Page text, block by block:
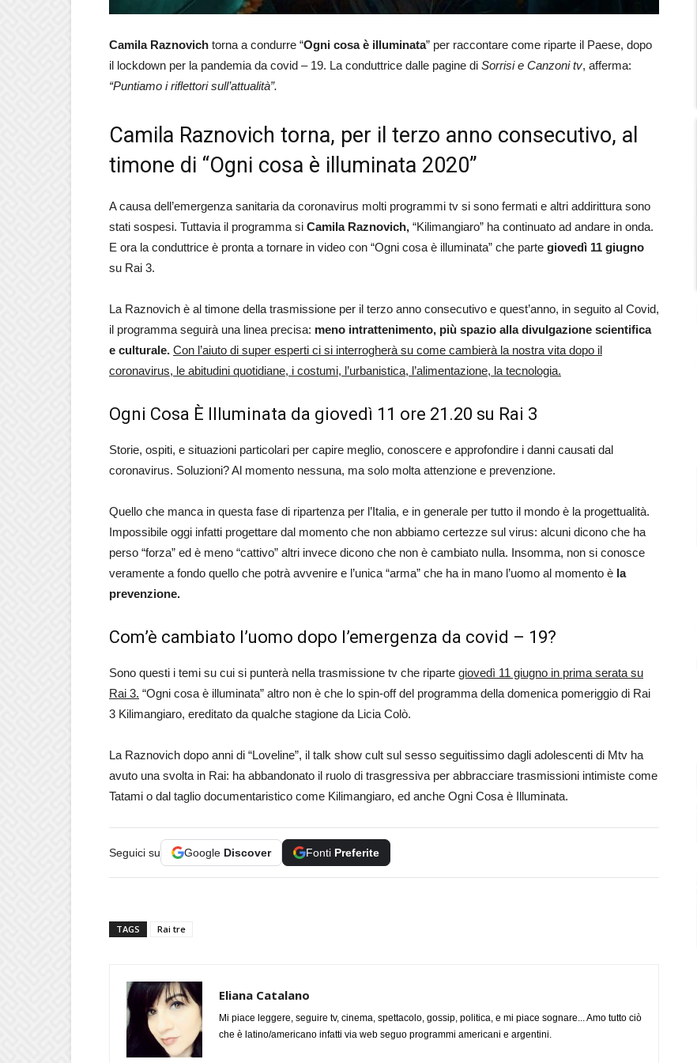
Camila Raznovich torna a condurre “Ogni cosa è illuminata” per raccontare come riparte il Paese, dopo
il lockdown per la pandemia da covid – 19. La conduttrice dalle pagine di Sorrisi e Canzoni tv, afferma:
“Puntiamo i riflettori sull’attualità”.
Camila Raznovich torna, per il terzo anno consecutivo, al
timone di “Ogni cosa è illuminata 2020”
A causa dell’emergenza sanitaria da coronavirus molti programmi tv si sono fermati e altri addirittura sono
stati sospesi. Tuttavia il programma si Camila Raznovich, “Kilimangiaro” ha continuato ad andare in onda.
E ora la conduttrice è pronta a tornare in video con “Ogni cosa è illuminata” che parte giovedì 11 giugno
su Rai 3.
La Raznovich è al timone della trasmissione per il terzo anno consecutivo e quest’anno, in seguito al Covid,
il programma seguirà una linea precisa: meno intrattenimento, più spazio alla divulgazione scientifica
e culturale. Con l’aiuto di super esperti ci si interrogherà su come cambierà la nostra vita dopo il
coronavirus, le abitudini quotidiane, i costumi, l’urbanistica, l’alimentazione, la tecnologia.
Ogni Cosa È Illuminata da giovedì 11 ore 21.20 su Rai 3
Storie, ospiti, e situazioni particolari per capire meglio, conoscere e approfondire i danni causati dal
coronavirus. Soluzioni? Al momento nessuna, ma solo molta attenzione e prevenzione.
Quello che manca in questa fase di ripartenza per l’Italia, e in generale per tutto il mondo è la progettualità.
Impossibile oggi infatti progettare dal momento che non abbiamo certezze sul virus: alcuni dicono che ha
perso “forza” ed è meno “cattivo” altri invece dicono che non è cambiato nulla. Insomma, non si conosce
veramente a fondo quello che potrà avvenire e l’unica “arma” che ha in mano l’uomo al momento è la
prevenzione.
Com’è cambiato l’uomo dopo l’emergenza da covid – 19?
Sono questi i temi su cui si punterà nella trasmissione tv che riparte giovedì 11 giugno in prima serata su
Rai 3. “Ogni cosa è illuminata” altro non è che lo spin-off del programma della domenica pomeriggio di Rai
3 Kilimangiaro, ereditato da qualche stagione da Licia Colò.
La Raznovich dopo anni di “Loveline”, il talk show cult sul sesso seguitissimo dagli adolescenti di Mtv ha
avuto una svolta in Rai: ha abbandonato il ruolo di trasgressiva per abbracciare trasmissioni intimiste come
Tatami o dal taglio documentaristico come Kilimangiaro, ed anche Ogni Cosa è Illuminata.
Seguici su Google Discover Fonti Preferite
TAGS Rai tre
Eliana Catalano
Mi piace leggere, seguire tv, cinema, spettacolo, gossip, politica, e mi piace sognare... Amo tutto ciò
che è latino/americano infatti via web seguo programmi americani e argentini.